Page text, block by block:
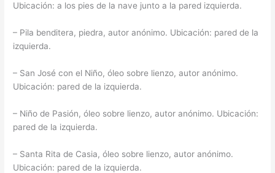
Ubicación: a los pies de la nave junto a la pared izquierda.
– Pila benditera, piedra, autor anónimo. Ubicación: pared de la
izquierda.
– San José con el Niño, óleo sobre lienzo, autor anónimo.
Ubicación: pared de la izquierda.
– Niño de Pasión, óleo sobre lienzo, autor anónimo. Ubicación:
pared de la izquierda.
– Santa Rita de Casia, óleo sobre lienzo, autor anónimo.
Ubicación: pared de la izquierda.